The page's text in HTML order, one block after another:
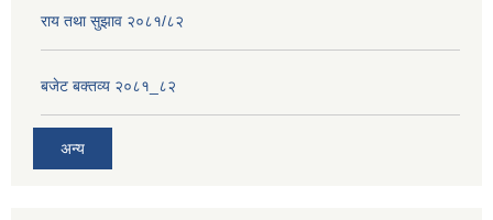
राय तथा सुझाव २०८१/८२
बजेट बक्तव्य २०८१_८२
अन्य